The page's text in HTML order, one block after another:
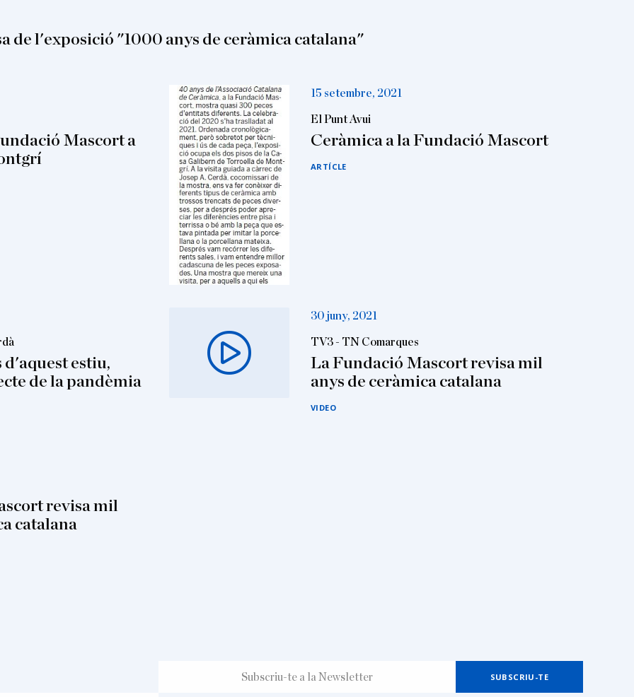
de l'exposició "1000 anys de ceràmica catalana"
Mascort a
15 setembre, 2021
El Punt Avui
Ceràmica a la Fundació Mascort
ARTÍCLE
d'aquest estiu,
de la pandèmia
30 juny, 2021
TV3 - TN Comarques
La Fundació Mascort revisa mil
anys de ceràmica catalana
VIDEO
revisa mil
catalana